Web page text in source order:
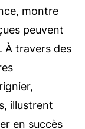
montre
peuvent
À travers des
illustrent
en succès